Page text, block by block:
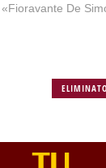
«Fioravante De